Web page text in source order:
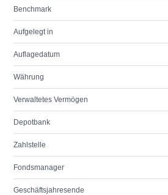
Benchmark
Aufgelegt in
Auflagedatum
Währung
Verwaltetes Vermögen
Depotbank
Zahlstelle
Fondsmanager
Geschäftsjahresende